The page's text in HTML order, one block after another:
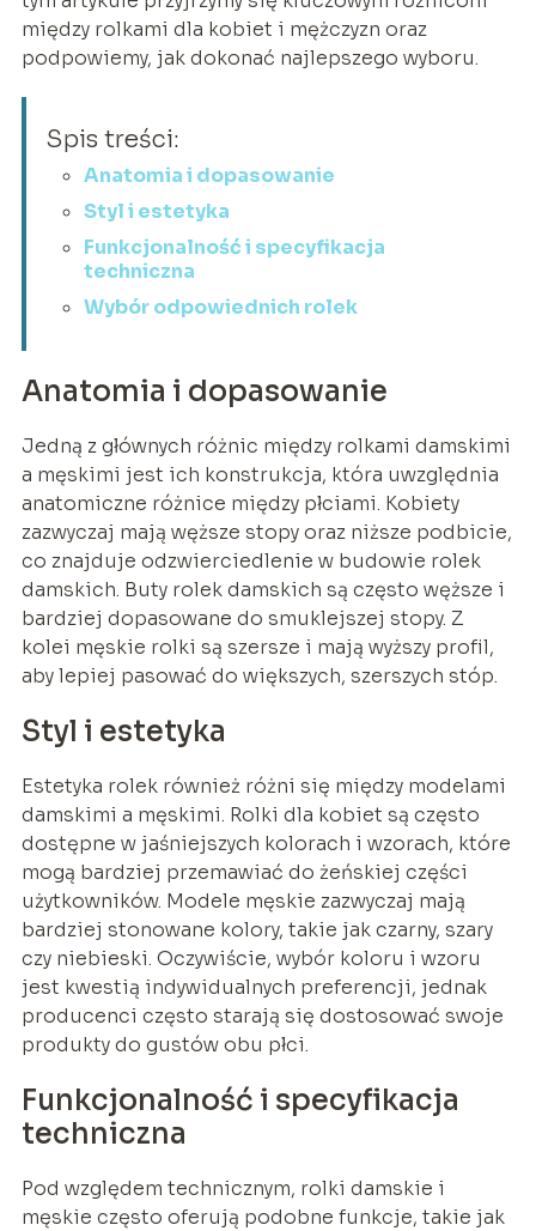
między rolkami dla kobiet i mężczyzn oraz
podpowiemy, jak dokonać najlepszego wyboru.
Spis treści:
Anatomia i dopasowanie
Styl i estetyka
Funkcjonalność i specyfikacja
techniczna
Wybór odpowiednich rolek
Anatomia i dopasowanie
Jedną z głównych różnic między rolkami damskimi
a męskimi jest ich konstrukcja, która uwzględnia
anatomiczne różnice między płciami. Kobiety
zazwyczaj mają węższe stopy oraz niższe podbicie,
co znajduje odzwierciedlenie w budowie rolek
damskich. Buty rolek damskich są często węższe i
bardziej dopasowane do smuklejszej stopy. Z
kolei męskie rolki są szersze i mają wyższy profil,
aby lepiej pasować do większych, szerszych stóp.
Styl i estetyka
Estetyka rolek również różni się między modelami
damskimi a męskimi. Rolki dla kobiet są często
dostępne w jaśniejszych kolorach i wzorach, które
mogą bardziej przemawiać do żeńskiej części
użytkowników. Modele męskie zazwyczaj mają
bardziej stonowane kolory, takie jak czarny, szary
czy niebieski. Oczywiście, wybór koloru i wzoru
jest kwestią indywidualnych preferencji, jednak
producenci często starają się dostosować swoje
produkty do gustów obu płci.
Funkcjonalność i specyfikacja
techniczna
Pod względem technicznym, rolki damskie i
męskie często oferują podobne funkcje, takie jak